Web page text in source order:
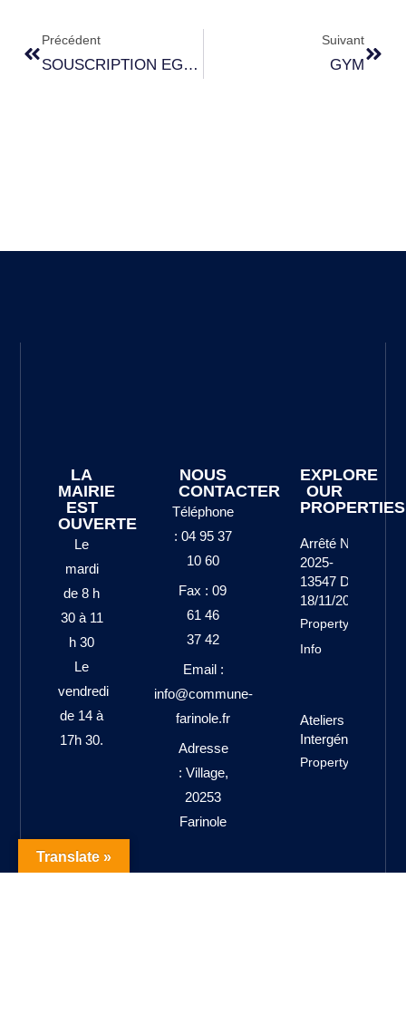
Précédent
SOUSCRIPTION EGLISE
Suivant
GYM
LA
MAIRIE
EST
OUVERTE
Le
mardi
de 8 h
30 à 11
h 30
Le
vendredi
de 14 à
17h 30.
NOUS
CONTACTER
Téléphone
: 04 95 37
10 60
Fax : 09
61 46
37 42
Email :
info@commune-
farinole.fr
Adresse
: Village,
20253
Farinole
EXPLORE
OUR
PROPERTIES
Arrêté N°
2025-
13547 Du
18/11/2025
Property
Info
Ateliers
Property Info
Translate »